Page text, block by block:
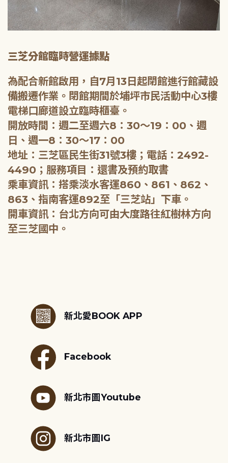
三芝分館臨時營運據點
為配合新館啟用，自7月13日起閉館進行館藏設
備搬遷作業。閉館期間於埔坪市民活動中心3樓
電梯口廊道設立臨時櫃臺。
開放時間：週二至週六8：30～19：00、週
日、週一8：30～17：00
地址：三芝區民生街31號3樓；電話：2492-
4490；服務項目：還書及預約取書
乘車資訊：搭乘淡水客運860、861、862、
863、指南客運892至「三芝站」下車。
開車資訊：台北方向可由大度路往紅樹林方向
至三芝國中。
新北愛BOOK APP
Facebook
新北市圖Youtube
新北市圖IG